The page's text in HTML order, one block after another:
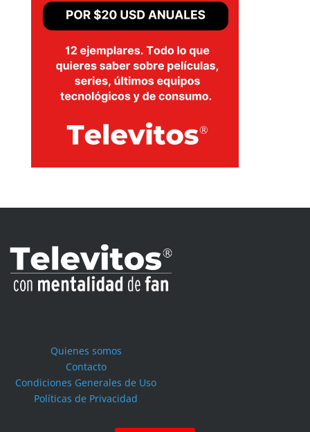
Quienes somos
Contacto
Condiciones Generales de Uso
Políticas de Privacidad